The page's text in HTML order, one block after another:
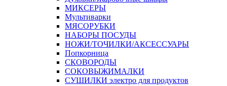
МИКСЕРЫ
Мультиварки
МЯСОРУБКИ
НАБОРЫ ПОСУДЫ
НОЖИ/ТОЧИЛКИ/АКСЕССУАРЫ
Попкорница
СКОВОРОДЫ
СОКОВЫЖИМАЛКИ
СУШИЛКИ электро для продуктов